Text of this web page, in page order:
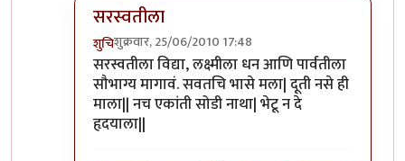
सरस्वतीला
शुचिशुक्रवार, 25/06/2010 17:48
In reply toहंbyसहज
सरस्वतीला विद्या, लक्ष्मीला धन आणि पार्वतीला
सौभाग्य मागावं. सवतचि भासे मला| दूती नसे ही
माला|| नच एकांती सोडी नाथा| भेटू न दे
हृदयाला||